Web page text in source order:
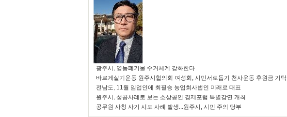
광주시, 영농폐기물 수거체계 강화한다
바르게살기운동 원주시협의회 여성회, 시민서로돕기 천사운동 후원금 기탁
전남도, 11월 임업인에 최필승 농업회사법인 미래로 대표
원주시, 성공사례로 보는 소상공인 경제포럼 특별강연 개최
공무원 사칭 사기 시도 사례 발생...원주시, 시민 주의 당부